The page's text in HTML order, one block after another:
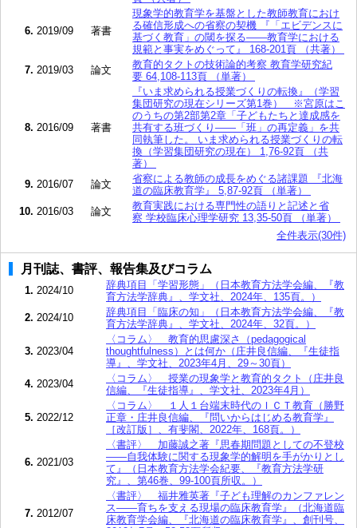
6. 2019/09 著書
現象学的教育学を基盤とした教師教育におけ
る確信形成への省察の契機 『「エビデンスに
基づく教育」の閾を探る――教育学における
規範と事実をめぐって』 168-201頁 （共著）
7. 2019/03 論文
教育的タクトの技術論的考察 教育学研究紀
要 64,108-113頁 （単著）
8. 2016/09 著書
『いま求められる授業づくりの転換』（学習
集団研究の現在シリーズ第1巻） ※宮原はこ
のうちの第2部第2章「子どもたちと達成感を
共有する班づくり――「班」の再定義」を共
同執筆した。 いま求められる授業づくりの転
換（学習集団研究の現在） 1,76-92頁 （共
著）
9. 2016/07 論文
省察による教師の成長をめぐる諸課題 『北海
道の臨床教育学』 5,87-92頁 （単著）
10. 2016/03 論文
教育実践における専門性の語りと記述と省
察 学校臨床心理学研究 13,35-50頁 （単著）
全件表示(30件)
月刊誌、書評、報告集及びコラム
1. 2024/10
辞典項目「学習形態」（日本教育方法学会編、『教
育方法学辞典』、学文社、2024年、135頁。）
2. 2024/10
辞典項目「臨床の知」（日本教育方法学会編、『教
育方法学辞典』、学文社、2024年、32頁。）
3. 2023/04
〈コラム〉 教育的思慮深さ（pedagogical
thoughtfulness）とは何か（庄井良信編、『生徒指
導』、学文社、2023年4月、29～30頁）
4. 2023/04
〈コラム〉 授業の現象学と教育的タクト（庄井良
信編、『生徒指導』、学文社、2023年4月）
5. 2022/12
〈コラム〉 １人１台端末時代のＩＣＴ教育（勝野
正章・庄井良信編、『問いからはじめる教育学』
［改訂版］、有斐閣、2022年、168頁。）
6. 2021/03
〈書評〉 加藤誠之著『思春期問題としての不登校
――自我体験に関する現象学的解明を手がかりとし
て』（日本教育方法学会紀要、『教育方法学研
究』、第46巻、99-100頁所収。）
7. 2012/07
〈書評〉 福井雅英著『子ども理解のカンファレン
ス――育ちを支える現場の臨床教育学』（北海道臨
床教育学会編、『北海道の臨床教育学』、創刊号、